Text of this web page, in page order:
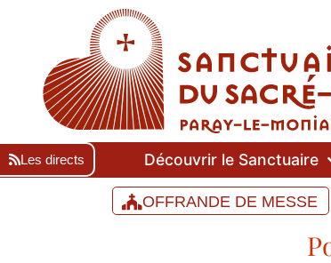
Les directs Découvrir le Sanctuaire
OFFRANDE DE MESSE